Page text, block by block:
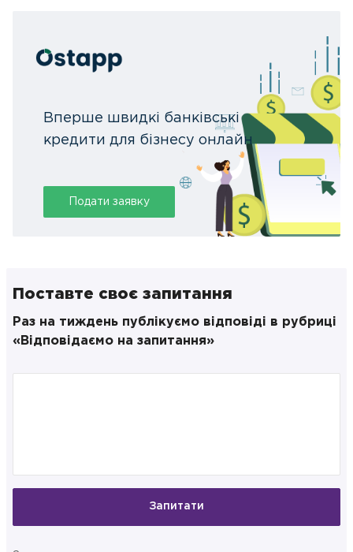
Вперше швидкі банківські
кредити для бізнесу онлайн
Подати заявку
Поставте своє запитання
Раз на тиждень публікуємо відповіді в рубриці
«Відповідаємо на запитання»
Запитати